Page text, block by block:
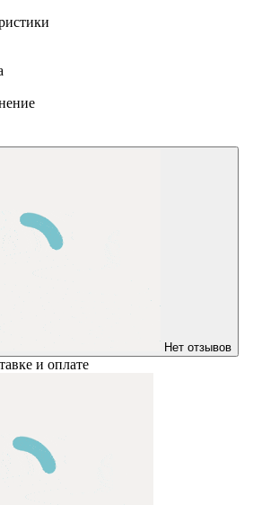
Нет отзывов
и оплате